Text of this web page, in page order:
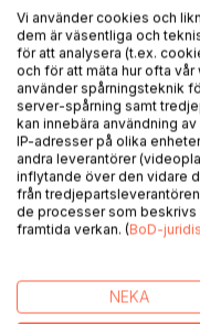
Everyday Life with
and warm guide for
harmonious, energetic
book combines
wisdom from
easily accessible way
You get to know your
can cause imbalances
will find examples on
awareness and
well as theoretical
Vi använder cookies och
dem är väsentliga och
för att analysera (t.ex.
och för att mäta hur ofta
använder spårningsteknik
server-spårning samt
kan innebära användning
IP-adresser på olika
andra leverantörer
inflytande över den vidare
från
de processer som beskrivs
framtida verkan. (BoD-
NEKA